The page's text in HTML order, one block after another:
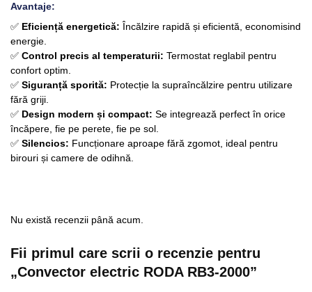
Avantaje:
✅ Eficiență energetică: Încălzire rapidă și eficientă, economisind
energie.
✅ Control precis al temperaturii: Termostat reglabil pentru
confort optim.
✅ Siguranță sporită: Protecție la supraîncălzire pentru utilizare
fără griji.
✅ Design modern și compact: Se integrează perfect în orice
încăpere, fie pe perete, fie pe sol.
✅ Silencios: Funcționare aproape fără zgomot, ideal pentru
birouri și camere de odihnă.
Nu există recenzii până acum.
Fii primul care scrii o recenzie pentru
„Convector electric RODA RB3-2000”